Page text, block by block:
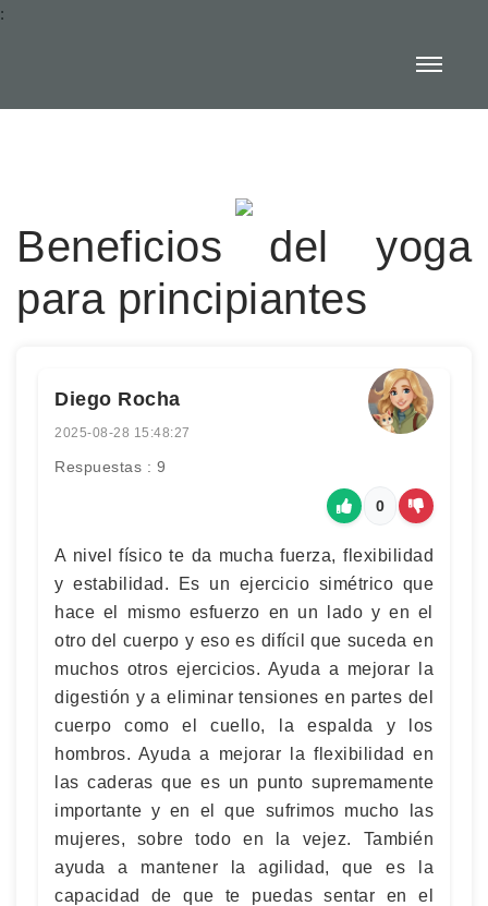
:
Beneficios del yoga
para principiantes
Diego Rocha
2025-08-28 15:48:27
Respuestas : 9
0
A nivel físico te da mucha fuerza, flexibilidad
y estabilidad. Es un ejercicio simétrico que
hace el mismo esfuerzo en un lado y en el
otro del cuerpo y eso es difícil que suceda en
muchos otros ejercicios. Ayuda a mejorar la
digestión y a eliminar tensiones en partes del
cuerpo como el cuello, la espalda y los
hombros. Ayuda a mejorar la flexibilidad en
las caderas que es un punto supremamente
importante y en el que sufrimos mucho las
mujeres, sobre todo en la vejez. También
ayuda a mantener la agilidad, que es la
capacidad de que te puedas sentar en el